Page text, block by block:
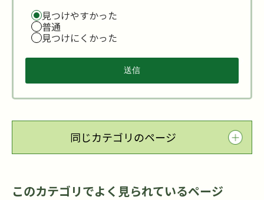
見つけやすかった
普通
見つけにくかった
同じカテゴリのページ
このカテゴリでよく見られているページ